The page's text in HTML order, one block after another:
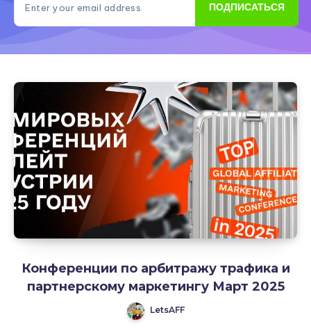
ПОДПИСАТЬСЯ
Конференции по арбитражу трафика и
партнерскому маркетингу Март 2025
LetsAFF